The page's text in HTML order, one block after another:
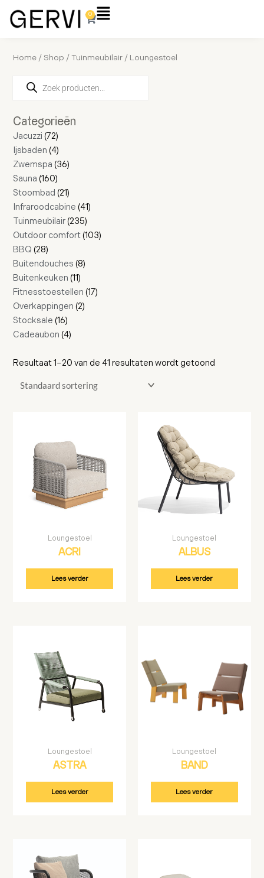
naar
0
Winkelwagen
Flyout
Home /Shop /Tuinmeubilair / Loungestoel
zoeken
Categorieën
Jacuzzi 72
producten
Ijsbaden 4
producten
Zwemspa 36
producten
Sauna 160
producten
Stoombad 21
producten
Infraroodcabine 41
producten
Tuinmeubilair 235
producten
Outdoor comfort 103
producten
BBQ 28
producten
Buitendouches 8
producten
Buitenkeuken 11
producten
Fitnesstoestellen 17
producten
Overkappingen 2
producten
Stocksale 16
producten
Cadeaubon 4
producten
Resultaat 1–20 van de 41 resultaten wordt getoond
Loungestoel
ACRI
Lees verder
Loungestoel
ALBUS
Lees verder
Loungestoel
ASTRA
Lees verder
Loungestoel
BAND
Lees verder